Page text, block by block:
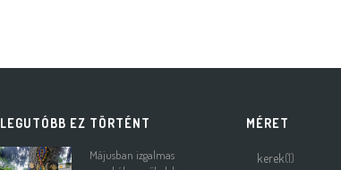
LEGUTÓBB EZ TÖRTÉNT
Májusban izgalmas
MÉRET
kerek(1)